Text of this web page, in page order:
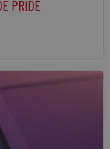
PRIDE